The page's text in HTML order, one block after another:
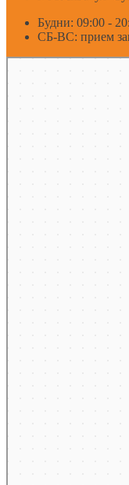
Будни: 09:00 -
СБ-ВС: прием